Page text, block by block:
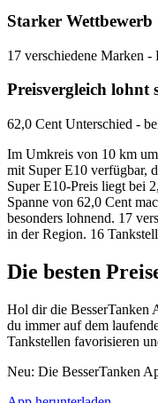
Starker Wettbewerb
17 verschiedene Marken -
Preisvergleich lohnt
62,0 Cent Unterschied -
Im Umkreis von 10 km
mit Super E10 verfügbar,
Super E10-Preis liegt bei
Spanne von 62,0 Cent
besonders lohnend. 17
in der Region. 16
Die besten
Hol dir die BesserTanken
du immer auf dem
Tankstellen favorisieren
Neu: Die BesserTanken